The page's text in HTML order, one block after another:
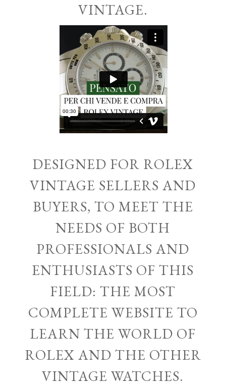
VINTAGE.
DESIGNED FOR ROLEX
VINTAGE SELLERS AND
BUYERS, TO MEET THE
NEEDS OF BOTH
PROFESSIONALS AND
ENTHUSIASTS OF THIS
FIELD: THE MOST
COMPLETE WEBSITE TO
LEARN THE WORLD OF
ROLEX AND THE OTHER
VINTAGE WATCHES.